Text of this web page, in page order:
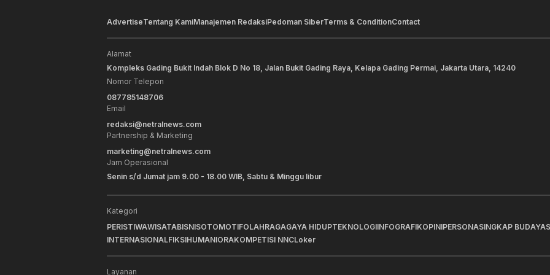
AdvertiseTentang KamiManajemen RedaksiPedoman SiberTerms & ConditionContact
Alamat
Kompleks Gading Bukit Indah Blok D No 18, Jalan Bukit Gading Raya, Kelapa Gading Permai, Jakarta Utara, 14240
Nomor Telepon
087785148706
Email
redaksi@netralnews.com
Partnership & Marketing
marketing@netralnews.com
Jam Operasional
Senin s/d Jumat jam 9.00 - 18.00 WIB, Sabtu & Minggu libur
Kategori
PERISTIWAWISATABISNISOTOMOTIFOLAHRAGAGAYA HIDUPTEKNOLOGIINFOGRAFIKOPINIPERSONASINGKAP BUDAYA
INTERNASIONALFIKSIHUMANIORAKOMPETISI NNCLoker
Layanan